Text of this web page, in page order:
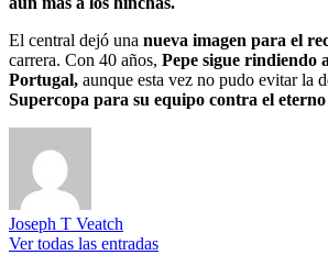
El central dejó una nueva imagen para el
carrera. Con 40 años, Pepe sigue rindiendo
Portugal, aunque esta vez no pudo evitar la
Supercopa para su equipo contra el
Joseph T Veatch
Ver todas las entradas